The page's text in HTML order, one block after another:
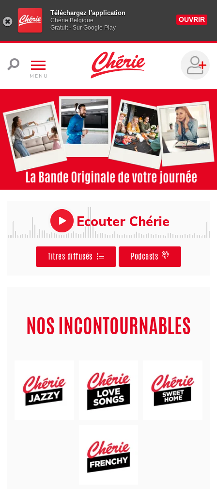
Téléchargez l'application
Chérie Belgique
Gratuit - Sur Google Play
OUVRIR
MENU
Chérir la vie en musique
Ecouter Chérie
Titres diffusés Podcasts
NOS INCONTOURNABLES